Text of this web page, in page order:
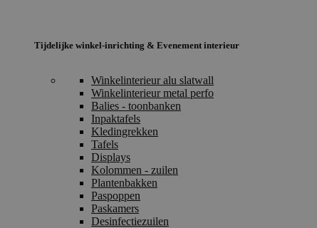
Tijdelijke winkel-inrichting & Evenement interieur
Winkelinterieur alu slatwall
Winkelinterieur metal perfo
Balies - toonbanken
Inpaktafels
Kledingrekken
Tafels
Displays
Kolommen - zuilen
Plantenbakken
Paspoppen
Paskamers
Desinfectiezuilen